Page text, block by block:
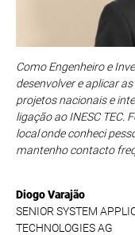
Como Engenheiro e
desenvolver e aplicar
projetos nacionais e
ligação ao INESC TEC.
local onde conheci
mantenho contacto
Diogo Varajão
SENIOR SYSTEM
TECHNOLOGIES AG